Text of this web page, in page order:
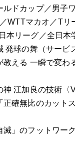
ルドカップ／男子
WTTマカオ／Tリ
本リーグ／全日本
発球の舞（サービ
教える 一瞬で変わ
江加良の技術〈
確無比のカットス
」のフットワー